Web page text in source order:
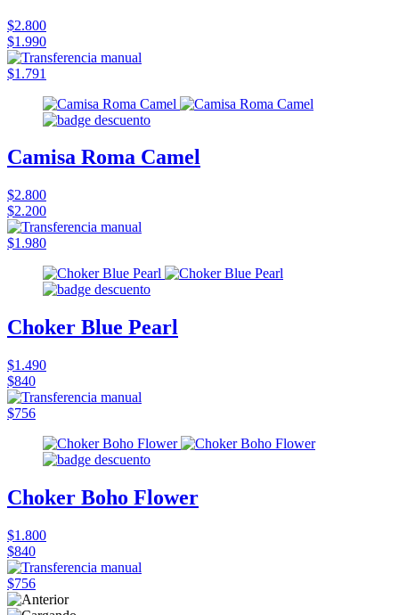
$2.800
$1.990
$1.791
Camisa Roma Camel
$2.800
$2.200
$1.980
Choker Blue Pearl
$1.490
$840
$756
Choker Boho Flower
$1.800
$840
$756